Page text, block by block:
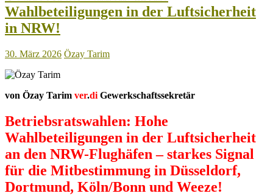
Wahlbeteiligungen in der Luftsicherheit
in NRW!
30. März 2026 Özay Tarim
von Özay Tarim ver.di Gewerkschaftssekretär
Betriebsratswahlen: Hohe
Wahlbeteiligungen in der Luftsicherheit
an den NRW-Flughäfen – starkes Signal
für die Mitbestimmung in Düsseldorf,
Dortmund, Köln/Bonn und Weeze!